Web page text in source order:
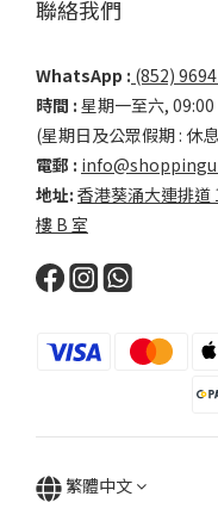
聯絡我們
WhatsApp : (852)
時間 : 星期一至六,
(星期日及公眾假期 : 休
電郵 :
地址: 香港葵涌大連排道
樓 B 室
繁體中文